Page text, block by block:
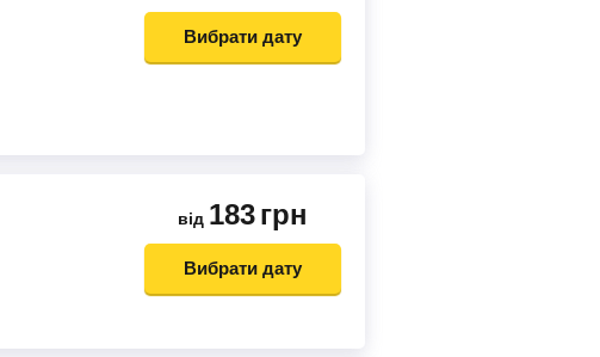
Вибрати дату
від 183грн
Вибрати дату